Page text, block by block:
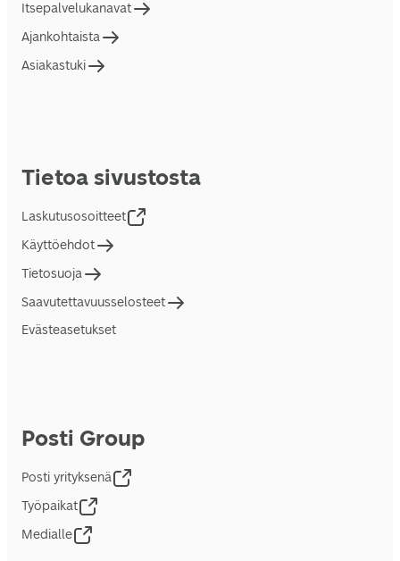
Itsepalvelukanavat
Ajankohtaista
Asiakastuki
Tietoa sivustosta
Laskutusosoitteet
Käyttöehdot
Tietosuoja
Saavutettavuusselosteet
Evästeasetukset
Posti Group
Posti yrityksenä
Työpaikat
Medialle